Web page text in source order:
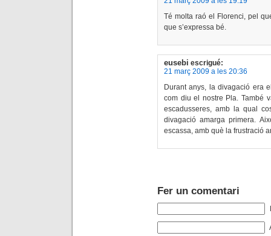
Té molta raó el Florenci, pel
que s’expressa bé.
eusebi escrigué:
21 març 2009 a les 20:36
Durant anys, la divagació era
com diu el nostre Pla. També
escadusseres, amb la qual
divagació amarga primera.
escassa, amb què la frustració
Fer un comentari